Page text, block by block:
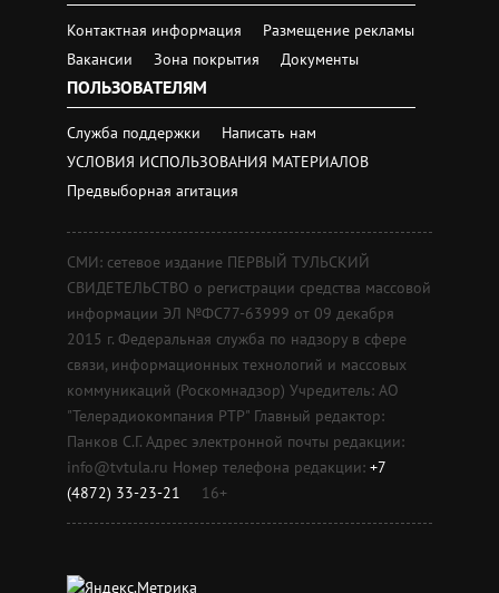
Контактная информация
Размещение рекламы
Вакансии
Зона покрытия Документы
ПОЛЬЗОВАТЕЛЯМ
Служба поддержки
Написать нам
УСЛОВИЯ ИСПОЛЬЗОВАНИЯ МАТЕРИАЛОВ
Предвыборная агитация
СМИ: сетевое издание ПЕРВЫЙ ТУЛЬСКИЙ
СВИДЕТЕЛЬСТВО о регистрации средства массовой
информации ЭЛ №ФС77-63999 от 09 декабря
2015 г. Федеральная служба по надзору в сфере
связи, информационных технологий и массовых
коммуникаций (Роскомнадзор) Учредитель: АО
"Телерадиокомпания РТР" Главный редактор:
Панков С.Г. Адрес электронной почты редакции:
info@tvtula.ru Номер телефона редакции: +7
(4872) 33-23-21
16+